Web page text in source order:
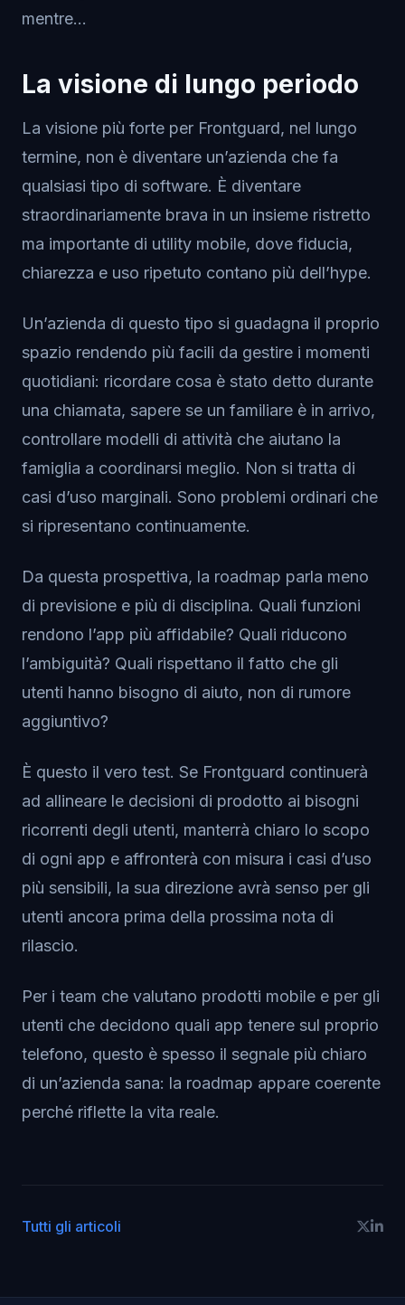
mentre...
La visione di lungo periodo
La visione più forte per Frontguard, nel lungo
termine, non è diventare un’azienda che fa
qualsiasi tipo di software. È diventare
straordinariamente brava in un insieme ristretto
ma importante di utility mobile, dove fiducia,
chiarezza e uso ripetuto contano più dell’hype.
Un’azienda di questo tipo si guadagna il proprio
spazio rendendo più facili da gestire i momenti
quotidiani: ricordare cosa è stato detto durante
una chiamata, sapere se un familiare è in arrivo,
controllare modelli di attività che aiutano la
famiglia a coordinarsi meglio. Non si tratta di
casi d’uso marginali. Sono problemi ordinari che
si ripresentano continuamente.
Da questa prospettiva, la roadmap parla meno
di previsione e più di disciplina. Quali funzioni
rendono l’app più affidabile? Quali riducono
l’ambiguità? Quali rispettano il fatto che gli
utenti hanno bisogno di aiuto, non di rumore
aggiuntivo?
È questo il vero test. Se Frontguard continuerà
ad allineare le decisioni di prodotto ai bisogni
ricorrenti degli utenti, manterrà chiaro lo scopo
di ogni app e affronterà con misura i casi d’uso
più sensibili, la sua direzione avrà senso per gli
utenti ancora prima della prossima nota di
rilascio.
Per i team che valutano prodotti mobile e per gli
utenti che decidono quali app tenere sul proprio
telefono, questo è spesso il segnale più chiaro
di un’azienda sana: la roadmap appare coerente
perché riflette la vita reale.
Tutti gli articoli